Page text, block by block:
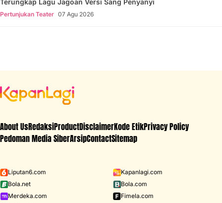
Terungkap Lagu Jagoan Versi Sang Penyanyi
Pertunjukan Teater 07 Agu 2026
About UsRedaksiProductDisclaimerKode EtikPrivacy Policy
Pedoman Media SiberArsipContactSitemap
Liputan6.com
Kapanlagi.com
Bola.net
Bola.com
Merdeka.com
Fimela.com